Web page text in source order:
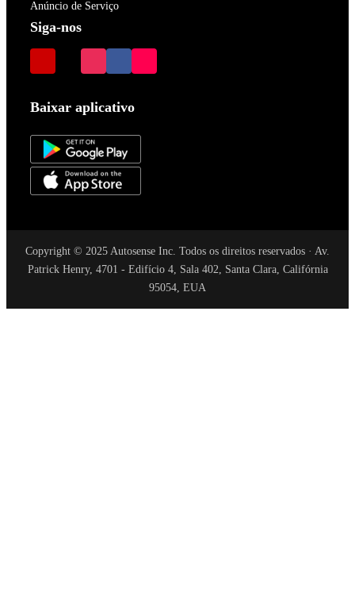
Anúncio de Serviço
Siga-nos
Baixar aplicativo
Copyright © 2025 Autosense Inc. Todos os direitos reservados · Av.
Patrick Henry, 4701 - Edifício 4, Sala 402, Santa Clara, Califórnia
95054, EUA